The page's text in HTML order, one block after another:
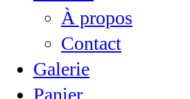
À propos
Contact
Galerie